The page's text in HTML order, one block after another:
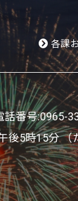
各課
話番号:0965-
後5時15分